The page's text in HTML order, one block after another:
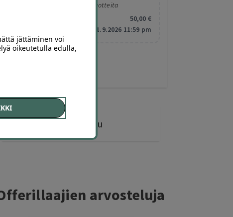
Koskee valittuja tuotteita
50,00 €
1.9.2026 11:59 pm
ostettu
arvosteluja
jättäminen voi
oikeutetulla edulla,